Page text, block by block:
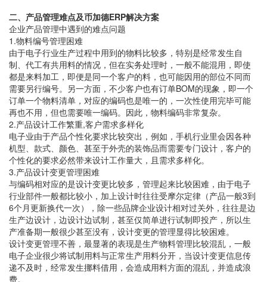
二、产品管理难点及币加德ERP解决方案
企业产品管理中遇到的难点问题
1.物料编号管理困难
由于电子行业生产过程中用到的物料比较多，特别是经常发生自
制、代工有共用料的情况，但在实务处理时，一般不能混用，即使
都是来料加工，即便是同一个客户的料，也可能因用的部位不同而
需要另行编号。另一方面，不少客户也有订单BOM的现象，即一个
订单一个物料清单，对应的编码也是唯一的，一次性使用完毕可能
再也不用，但也需要唯一编码。因此，物料编码非常复杂。
2.产品设计工作繁重,客户需求多样化
电子业由于产品个性化要求比较突出，例如，手机行业里会因各种
机型、款式、颜色、甚至于外壳的装饰品而需要专门设计，客户的
个性化的要求必然带来设计工作量大，且需求多样化。
3.产品设计变更管理困难
与编码相对应的是设计变更比较多，管理起来比较困难，由于电子
行业部件一般都比较小，加上设计时往往受摩尔定律（产品一般3到
6个月更新换代一次），除一些品牌企业设计相对过关外，往往是边
生产边设计，边设计边试制，甚至仅简单进行试制即投产，所以生
产准备期一般很少甚至没有，设计变更的管理显得比较困难。
设计变更管理不善，最显著的表现是生产物料管理比较混乱，一般
电子企业很少将试制用料与正常生产用料分开，当设计变更信息传
递不及时，经常发生挪料借用，会造成用料方面的混乱，并造成浪
费。